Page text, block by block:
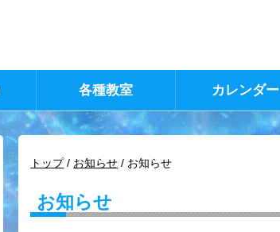
各種教室 カレンダー
現
の
位
トップ/ お知らせ / お知らせ
お知らせ